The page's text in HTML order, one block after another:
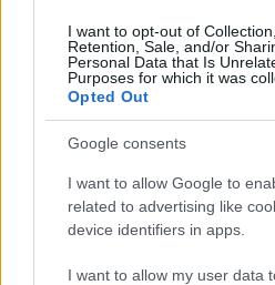
I want to opt-out of
Retention, Sale, and/or
Personal Data that Is
Purposes for which it was
Opted Out
Google consents
I want to allow Google to
related to advertising like
device identifiers in apps.
I want to allow my user data
A BAROKK ÖSSZES
KIVÁLÓ PROGRAM VÁR